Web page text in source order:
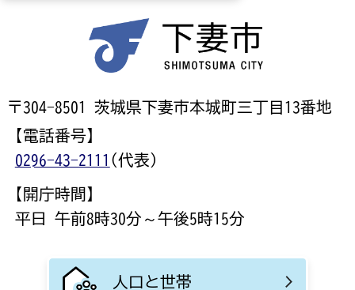
〒304-8501 茨城県下妻市本城町三丁目13番地
【電話番号】
0296-43-2111 (代表)
【開庁時間】
平日 午前8時30分～午後5時15分
人口と世帯